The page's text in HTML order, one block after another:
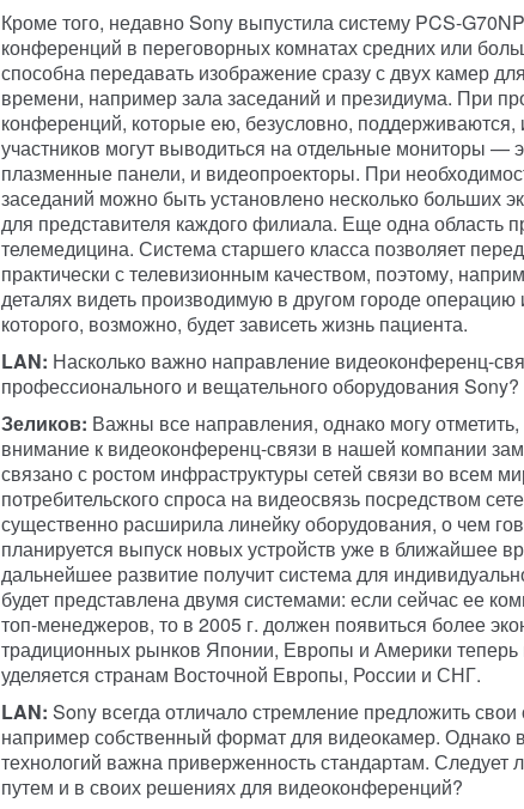
Кроме того, недавно Sony выпустила систему PCS-
конференций в переговорных комнатах средних или
способна передавать изображение сразу с двух камер
времени, например зала заседаний и президиума. При
конференций, которые ею, безусловно, поддерживаются,
участников могут выводиться на отдельные мониторы —
плазменные панели, и видеопроекторы. При
заседаний можно быть установлено несколько больших
для представителя каждого филиала. Еще одна область
телемедицина. Система старшего класса позволяет
практически с телевизионным качеством, поэтому,
деталях видеть производимую в другом городе операцию
которого, возможно, будет зависеть жизнь пациента.
LAN: Насколько важно направление видеоконференц-
профессионального и вещательного оборудования Sony?
Зеликов: Важны все направления, однако могу
внимание к видеоконференц-связи в нашей компании
связано с ростом инфраструктуры сетей связи во всем
потребительского спроса на видеосвязь посредством
существенно расширила линейку оборудования, о чем
планируется выпуск новых устройств уже в ближайшее
дальнейшее развитие получит система для
будет представлена двумя системами: если сейчас ее
топ-менеджеров, то в 2005 г. должен появиться более
традиционных рынков Японии, Европы и Америки
уделяется странам Восточной Европы, России и СНГ.
LAN: Sony всегда отличало стремление предложить
например собственный формат для видеокамер. Однако
технологий важна приверженность стандартам. Следует
путем и в своих решениях для видеоконференций?